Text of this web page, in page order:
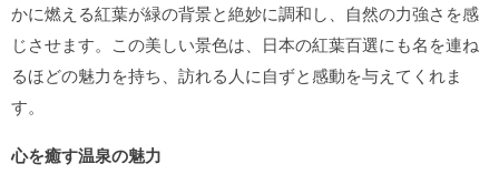
かに燃える紅葉が緑の背景と絶妙に調和し、自然の力強さを感
じさせます。この美しい景色は、日本の紅葉百選にも名を連ね
るほどの魅力を持ち、訪れる人に自ずと感動を与えてくれま
す。
心を癒す温泉の魅力